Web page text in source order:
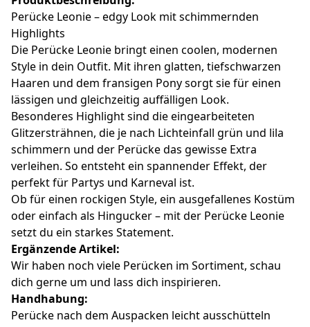
Perücke Leonie – edgy Look mit schimmernden
Highlights
Die Perücke Leonie bringt einen coolen, modernen
Style in dein Outfit. Mit ihren glatten, tiefschwarzen
Haaren und dem fransigen Pony sorgt sie für einen
lässigen und gleichzeitig auffälligen Look.
Besonderes Highlight sind die eingearbeiteten
Glitzersträhnen, die je nach Lichteinfall grün und lila
schimmern und der Perücke das gewisse Extra
verleihen. So entsteht ein spannender Effekt, der
perfekt für Partys und Karneval ist.
Ob für einen rockigen Style, ein ausgefallenes Kostüm
oder einfach als Hingucker – mit der Perücke Leonie
setzt du ein starkes Statement.
Ergänzende Artikel:
Wir haben noch viele Perücken im Sortiment, schau
dich gerne um und lass dich inspirieren.
Handhabung:
Perücke nach dem Auspacken leicht ausschütteln